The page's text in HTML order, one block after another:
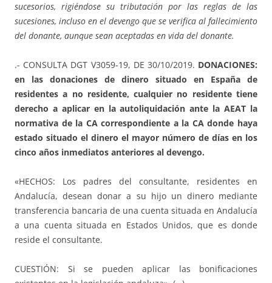
sucesorios, rigiéndose su tributación por las reglas de las
sucesiones, incluso en el devengo que se verifica al fallecimiento
del donante, aunque sean aceptadas en vida del donante.
.- CONSULTA DGT V3059-19, DE 30/10/2019. DONACIONES:
en las donaciones de dinero situado en España de
residentes a no residente, cualquier no residente tiene
derecho a aplicar en la autoliquidación ante la AEAT la
normativa de la CA correspondiente a la CA donde haya
estado situado el dinero el mayor número de días en los
cinco años inmediatos anteriores al devengo.
«HECHOS: Los padres del consultante, residentes en
Andalucía, desean donar a su hijo un dinero mediante
transferencia bancaria de una cuenta situada en Andalucía
a una cuenta situada en Estados Unidos, que es donde
reside el consultante.
CUESTIÓN: Si se pueden aplicar las bonificaciones